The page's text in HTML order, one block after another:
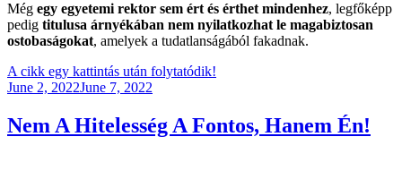
Még egy egyetemi rektor sem ért és érthet mindenhez, legfőképp
pedig titulusa árnyékában nem nyilatkozhat le magabiztosan
ostobaságokat, amelyek a tudatlanságából fakadnak.
A cikk egy kattintás után folytatódik!
Posted
June 2, 2022June 7, 2022
Nem A Hitelesség A Fontos, Hanem Én!